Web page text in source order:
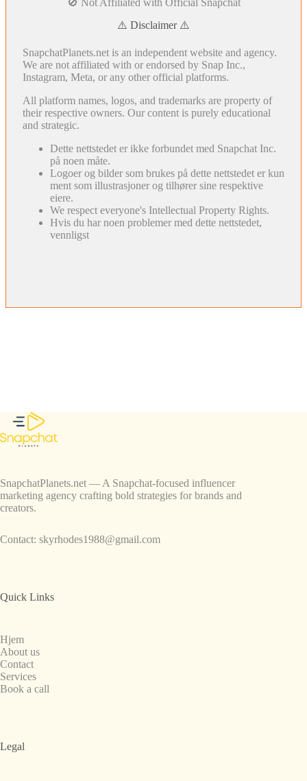
⚠️ Disclaimer ⚠️
SnapchatPlanets.net is an independent website and agency.
We are not affiliated with or endorsed by Snap Inc.,
Instagram, Meta, or any other official platforms.
All platform names, logos, and trademarks are property of
their respective owners. Our content is purely educational
and strategic.
Dette nettstedet er ikke forbundet med Snapchat Inc.
på noen måte.
Logoer og bilder som brukes på dette nettstedet er kun
ment som illustrasjoner og tilhører sine respektive
eiere.
We respect everyone's Intellectual Property Rights.
Hvis du har noen problemer med dette nettstedet,
vennligst
SnapchatPlanets.net — A Snapchat-focused influencer
marketing agency crafting bold strategies for brands and
creators.
Contact: skyrhodes1988@gmail.com
Quick Links
Hjem
About us
Contact
Services
Book a call
Legal